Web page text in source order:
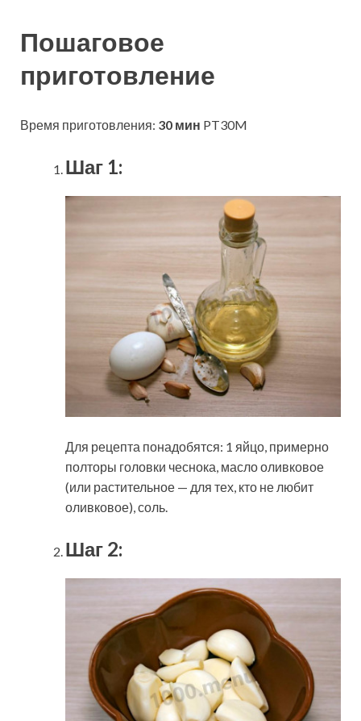
Пошаговое
приготовление
Время приготовления: 30 мин PT30M
Шаг 1:
Для рецепта понадобятся: 1 яйцо, примерно
полторы головки чеснока, масло оливковое
(или растительное — для тех, кто не любит
оливковое), соль.
Шаг 2: